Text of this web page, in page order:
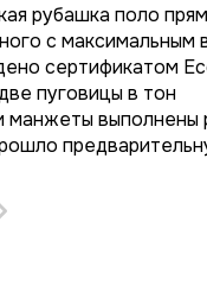
рубашка поло
с максимальным
сертификатом
пуговицы в тон
манжеты выполнены